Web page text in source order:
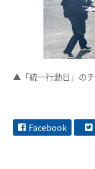
▲「統一行動日」の
Facebook